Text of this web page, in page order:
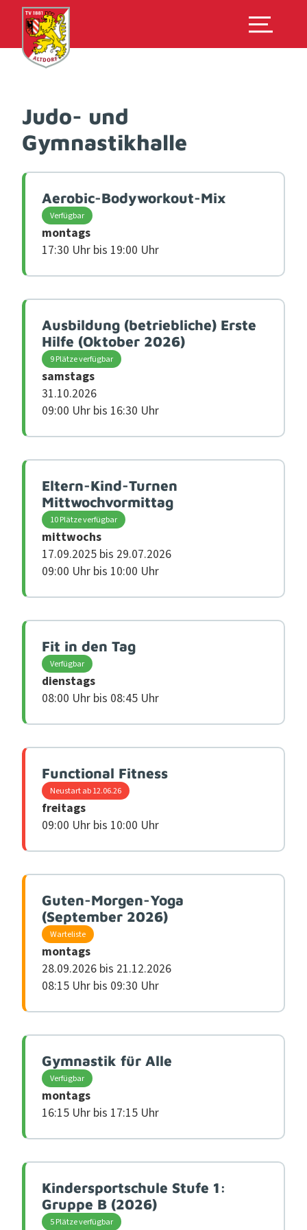
Judo- und
Gymnastikhalle
Aerobic-Bodyworkout-Mix
Verfügbar
montags
17:30 Uhr bis 19:00 Uhr
Ausbildung (betriebliche) Erste
Hilfe (Oktober 2026)
9 Plätze verfügbar
samstags
31.10.2026
09:00 Uhr bis 16:30 Uhr
Eltern-Kind-Turnen
Mittwochvormittag
10 Plätze verfügbar
mittwochs
17.09.2025 bis 29.07.2026
09:00 Uhr bis 10:00 Uhr
Fit in den Tag
Verfügbar
dienstags
08:00 Uhr bis 08:45 Uhr
Functional Fitness
Neustart ab 12.06.26
freitags
09:00 Uhr bis 10:00 Uhr
Guten-Morgen-Yoga
(September 2026)
Warteliste
montags
28.09.2026 bis 21.12.2026
08:15 Uhr bis 09:30 Uhr
Gymnastik für Alle
Verfügbar
montags
16:15 Uhr bis 17:15 Uhr
Kindersportschule Stufe 1:
Gruppe B (2026)
5 Plätze verfügbar